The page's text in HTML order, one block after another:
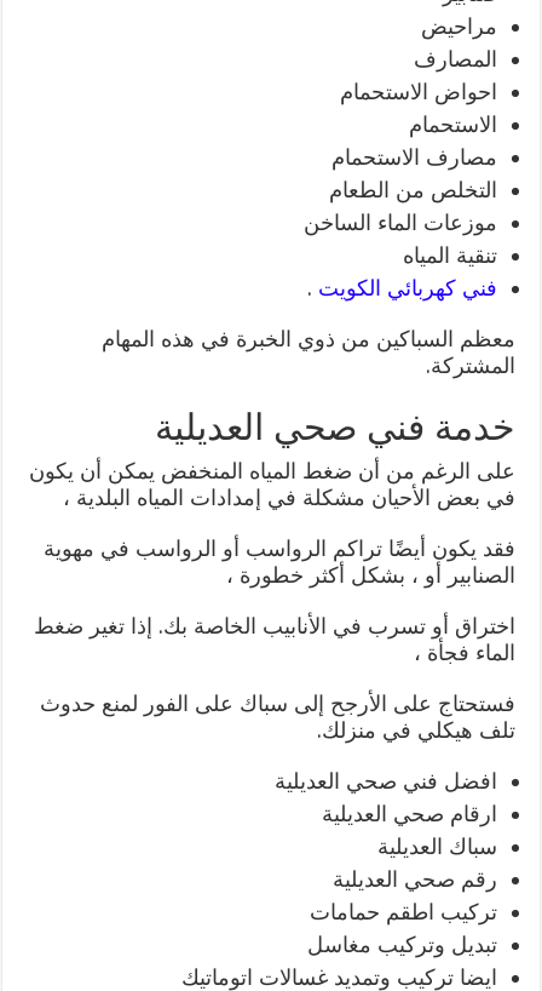
مراحيض
المصارف
احواض الاستحمام
الاستحمام
مصارف الاستحمام
التخلص من الطعام
موزعات الماء الساخن
تنقية المياه
فني كهربائي الكويت .
معظم السباكين من ذوي الخبرة في هذه المهام
المشتركة.
خدمة فني صحي العديلية
على الرغم من أن ضغط المياه المنخفض يمكن أن يكون
في بعض الأحيان مشكلة في إمدادات المياه البلدية ،
فقد يكون أيضًا تراكم الرواسب أو الرواسب في مهوية
الصنابير أو ، بشكل أكثر خطورة ،
اختراق أو تسرب في الأنابيب الخاصة بك. إذا تغير ضغط
الماء فجأة ،
فستحتاج على الأرجح إلى سباك على الفور لمنع حدوث
تلف هيكلي في منزلك.
افضل فني صحي العديلية
ارقام صحي العديلية
سباك العديلية
رقم صحي العديلية
تركيب اطقم حمامات
تبديل وتركيب مغاسل
ايضا تركيب وتمديد غسالات اتوماتيك